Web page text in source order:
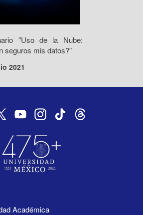
"Uso de la Nube:
seguros mis datos?”
2021
Académica